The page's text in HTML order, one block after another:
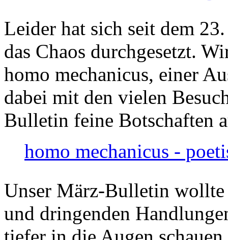
Leider hat sich seit dem
das Chaos durchgesetzt.
homo mechanicus, einer
dabei mit den vielen
Bulletin feine Botschaften
homo mechanicus -
Unser März-Bulletin
und dringenden